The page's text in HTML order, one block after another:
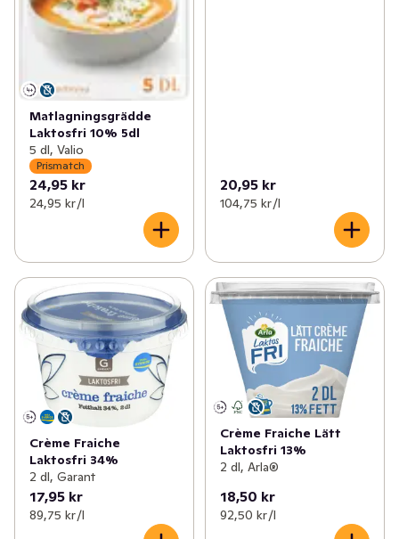
Matlagningsgrädde
Laktosfri 10% 5dl
5 dl, Valio
Prismatch
24,95 kr
24,95 kr /l
20,95 kr
104,75 kr /l
Crème Fraiche
Laktosfri 34%
2 dl, Garant
17,95 kr
89,75 kr /l
Crème Fraiche Lätt
Laktosfri 13%
2 dl, Arla®
18,50 kr
92,50 kr /l